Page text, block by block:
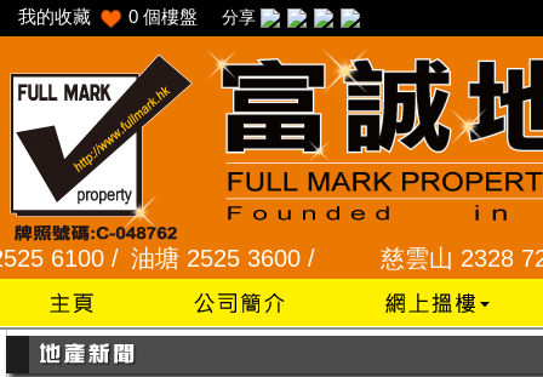
我的收藏 0 個樓盤 分享
/油塘 2525 3600 / 慈雲山 2328 7273 /